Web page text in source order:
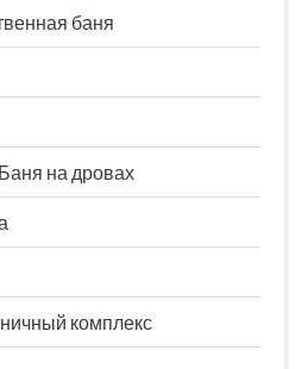
баня
на дровах
комплекс